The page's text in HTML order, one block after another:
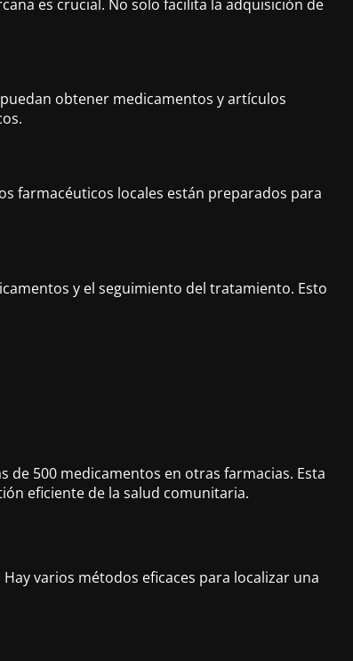
es crucial. No solo facilita la adquisición de
obtener medicamentos y artículos
farmacéuticos locales están preparados para
y el seguimiento del tratamiento. Esto
de 500 medicamentos en otras farmacias. Esta
eficiente de la salud comunitaria.
varios métodos eficaces para localizar una